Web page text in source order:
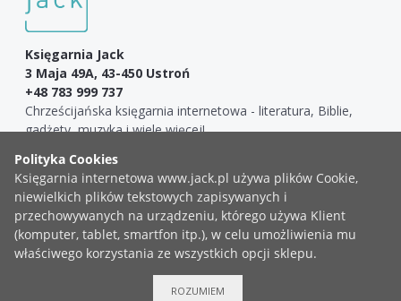
Księgarnia Jack
3 Maja 49A, 43-450 Ustroń
+48 783 999 737
Chrześcijańska księgarnia internetowa - literatura, Biblie,
gadżety, muzyka i wiele więcej!
COPYRIGHT ©2019 KSIĘGARNIA JACK
ZGŁOŚ BŁĄD
ROZUMIEM